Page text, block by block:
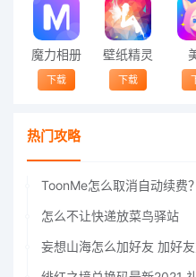
魔力相册
下载
壁纸精灵
下载
热门攻略
怎么不让快递放菜鸟驿站
妄想山海怎么加好友 加好